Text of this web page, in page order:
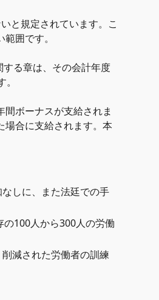
と規定されています。こ
囲です。
る章は、その会計年度
ボーナスが支給されま
場合に支給されます。本
しに、また法廷での手
100人から300人の労働
減された労働者の訓練